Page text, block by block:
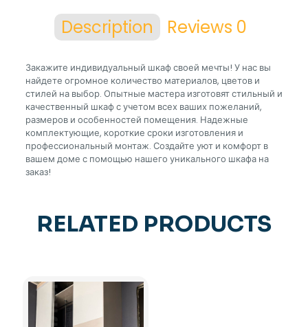
Description Reviews 0
Закажите индивидуальный шкаф своей мечты! У нас вы
найдете огромное количество материалов, цветов и
стилей на выбор. Опытные мастера изготовят стильный и
качественный шкаф с учетом всех ваших пожеланий,
размеров и особенностей помещения. Надежные
комплектующие, короткие сроки изготовления и
профессиональный монтаж. Создайте уют и комфорт в
вашем доме с помощью нашего уникального шкафа на
заказ!
RELATED PRODUCTS